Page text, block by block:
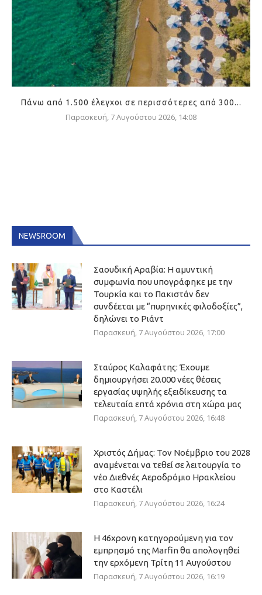
Πάνω από 1.500 έλεγχοι σε περισσότερες από 300...
Παρασκευή, 7 Αυγούστου 2026, 14:08
NEWSROOM
Σαουδική Αραβία: Η αμυντική
συμφωνία που υπογράφηκε με την
Τουρκία και το Πακιστάν δεν
συνδέεται με “πυρηνικές φιλοδοξίες”,
δηλώνει το Ριάντ
Παρασκευή, 7 Αυγούστου 2026, 17:00
Σταύρος Καλαφάτης: Έχουμε
δημιουργήσει 20.000 νέες θέσεις
εργασίας υψηλής εξειδίκευσης τα
τελευταία επτά χρόνια στη χώρα μας
Παρασκευή, 7 Αυγούστου 2026, 16:48
Χριστός Δήμας: Τον Νοέμβριο του 2028
αναμένεται να τεθεί σε λειτουργία το
νέο Διεθνές Αεροδρόμιο Ηρακλείου
στο Καστέλι
Παρασκευή, 7 Αυγούστου 2026, 16:24
Η 46χρονη κατηγορούμενη για τον
εμπρησμό της Marfin θα απολογηθεί
την ερχόμενη Τρίτη 11 Αυγούστου
Παρασκευή, 7 Αυγούστου 2026, 16:19